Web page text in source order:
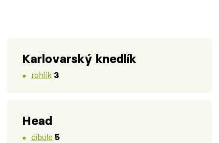
Karlovarský knedlík
rohlík 3
Head
cibule 5